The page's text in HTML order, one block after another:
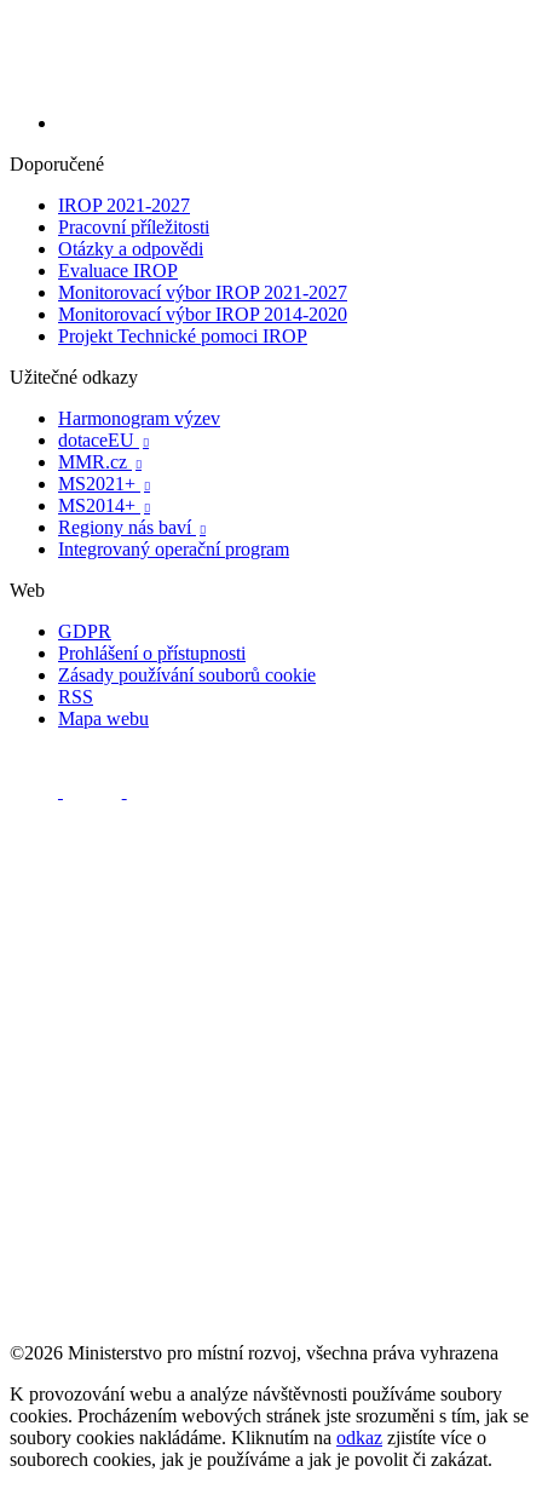
Doporučené
IROP 2021-2027
Pracovní příležitosti
Otázky a odpovědi
Evaluace IROP
Monitorovací výbor IROP 2021-2027
Monitorovací výbor IROP 2014-2020
Projekt Technické pomoci IROP
Užitečné odkazy
Harmonogram výzev
dotaceEU

MMR.cz 
MS2021+ 
MS2014+ 
Regiony nás baví 
Integrovaný operační program
Web
GDPR
Prohlášení o přístupnosti
Zásady používání souborů cookie
RSS
Mapa webu
©2026 Ministerstvo pro místní rozvoj, všechna práva vyhrazena
K provozování webu a analýze návštěvnosti používáme soubory
cookies. Procházením webových stránek jste srozuměni s tím, jak se
soubory cookies nakládáme. Kliknutím na odkaz zjistíte více o
souborech cookies, jak je používáme a jak je povolit či zakázat.